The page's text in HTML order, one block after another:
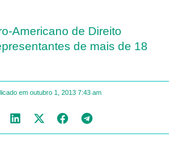
Americano de Direito
de mais de 18
em outubro 1, 2013 7:43 am